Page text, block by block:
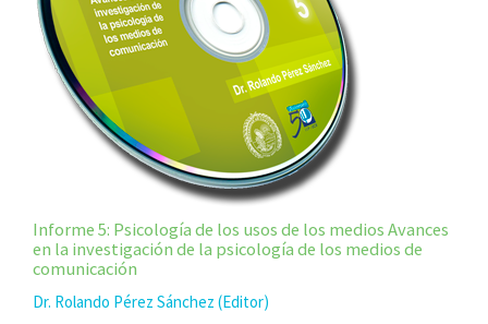
Informe 5: Psicología de los usos de los medios Avances
en la investigación de la psicología de los medios de
comunicación
Dr. Rolando Pérez Sánchez (Editor)